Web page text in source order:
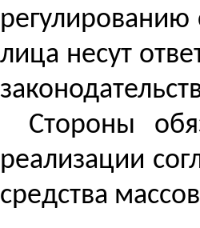
лица несут
Стороны
реализации
средства